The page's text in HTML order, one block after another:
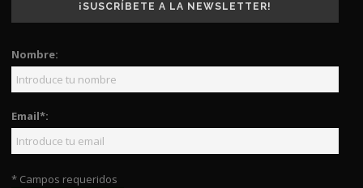
¡SUSCRÍBETE A LA NEWSLETTER!
Nombre:
Email*:
* Campos requeridos